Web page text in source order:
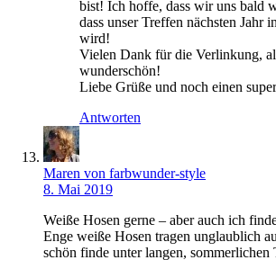
bist! Ich hoffe, dass wir uns bald
dass unser Treffen nächsten Jahr
wird!
Vielen Dank für die Verlinkung,
wunderschön!
Liebe Grüße und noch einen
Antworten
Maren von farbwunder-style
8. Mai 2019
Weiße Hosen gerne – aber auch ich
Enge weiße Hosen tragen unglaublich
schön finde unter langen, sommerlichen